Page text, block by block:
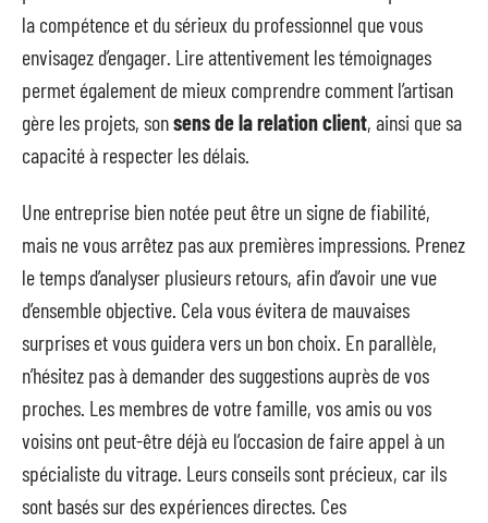
la compétence et du sérieux du professionnel que vous
envisagez d’engager. Lire attentivement les témoignages
permet également de mieux comprendre comment l’artisan
gère les projets, sonsens de la relation client, ainsi que sa
capacité à respecter les délais.
Une entreprise bien notée peut être un signe de fiabilité,
mais ne vous arrêtez pas aux premières impressions. Prenez
le temps d’analyser plusieurs retours, afin d’avoir une vue
d’ensemble objective. Cela vous évitera de mauvaises
surprises et vous guidera vers un bon choix. En parallèle,
n’hésitez pas à demander des suggestions auprès de vos
proches. Les membres de votre famille, vos amis ou vos
voisins ont peut-être déjà eu l’occasion de faire appel à un
spécialiste du vitrage. Leurs conseils sont précieux, car ils
sont basés sur des expériences directes. Ces